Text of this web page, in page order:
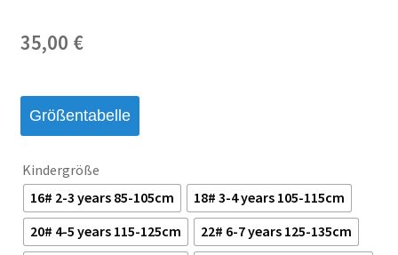
35,00 €
Größentabelle
Kindergröße
16# 2-3 years 85-105cm
18# 3-4 years 105-115cm
20# 4-5 years 115-125cm
22# 6-7 years 125-135cm